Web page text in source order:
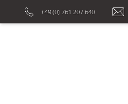
+49 (0) 761 207 640